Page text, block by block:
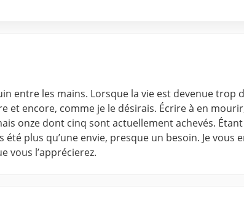
entre les mains. Lorsque la vie est devenue
encore, comme je le désirais. Écrire à en
onze dont cinq sont actuellement achevés.
plus qu’une envie, presque un besoin. Je vous
vous l’apprécierez.